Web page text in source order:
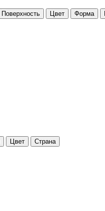
Поверхность Цвет Форма
Цвет Страна